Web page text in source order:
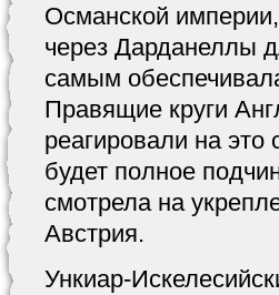
Османской
через Дарданеллы
самым
Правящие круги
реагировали на это
будет полное
смотрела на
Австрия.
Ункиар-